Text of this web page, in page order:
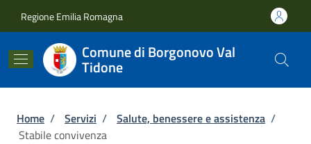
Regione Emilia Romagna
Comune di Borgonovo Val
Tidone
Briciole di pane
Home / Servizi / Salute, benessere e assistenza /
Stabile convivenza